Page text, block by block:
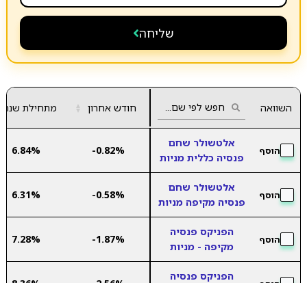
שליחה
השוואה חודש אחרון ▲
▼ מתחילת שנה
הוסף
אלטשולר שחם
פנסיה כללית מניות
-0.82%
6.84%
הוסף
אלטשולר שחם
פנסיה מקיפה מניות
-0.58%
6.31%
הוסף
הפניקס פנסיה
מקיפה - מניות
-1.87%
7.28%
הפניקס פנסיה